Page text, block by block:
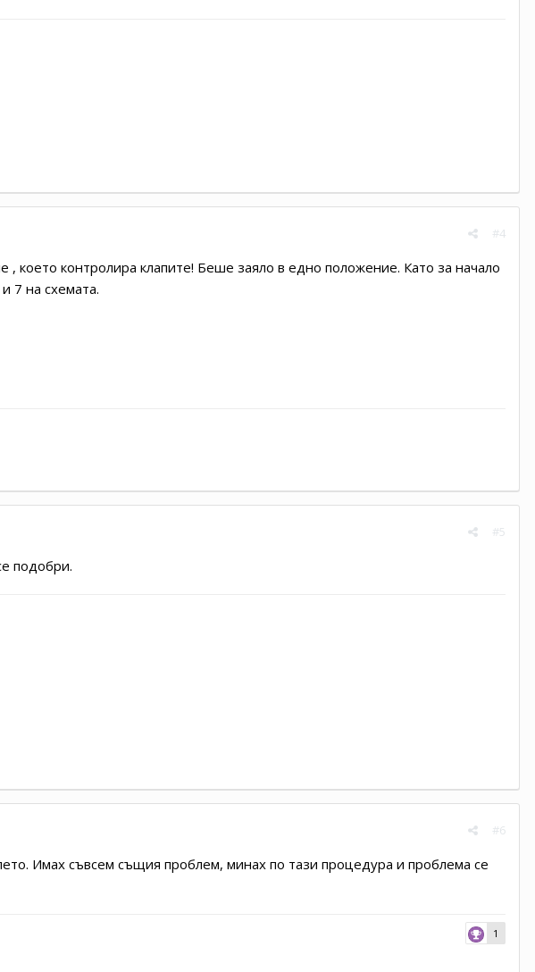
#4
което контролира клапите! Беше заяло в едно положение. Като за начало
7 на схемата.
#5
подобри.
#6
Имах съвсем същия проблем, минах по тази процедура и проблема се
1